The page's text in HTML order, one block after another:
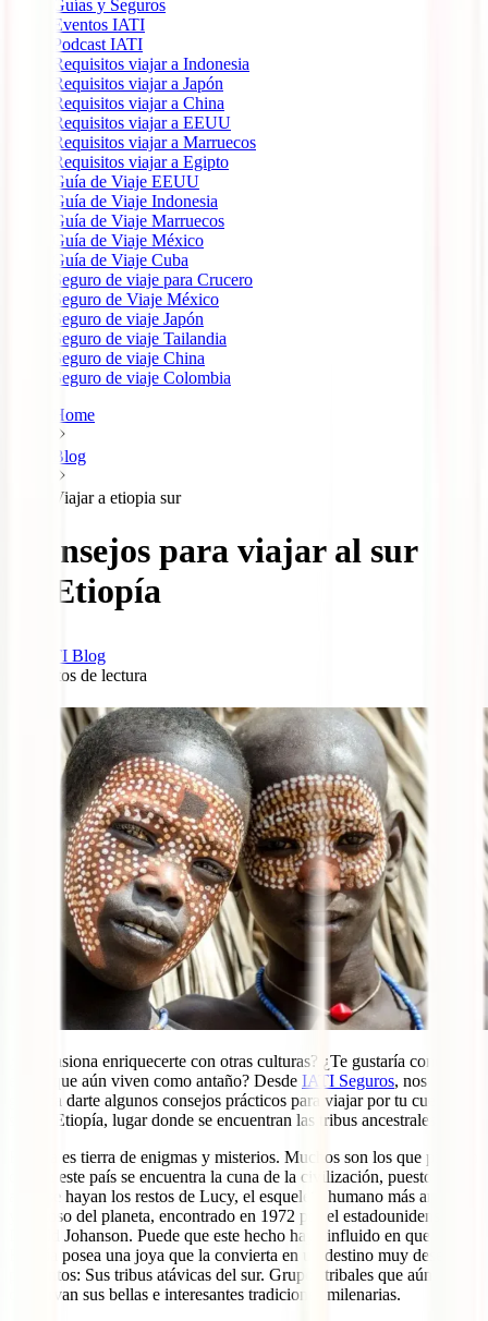
Guías y Seguros
Eventos IATI
Podcast IATI
Requisitos viajar a Indonesia
Requisitos viajar a Japón
Requisitos viajar a China
Requisitos viajar a EEUU
Requisitos viajar a Marruecos
Requisitos viajar a Egipto
Guía de Viaje EEUU
Guía de Viaje Indonesia
Guía de Viaje Marruecos
Guía de Viaje México
Guía de Viaje Cuba
Seguro de viaje para Crucero
Seguro de Viaje México
Seguro de viaje Japón
Seguro de viaje Tailandia
Seguro de viaje China
Seguro de viaje Colombia
Home
Blog
Viajar a etiopia sur
Consejos para viajar al sur
de Etiopía
IATI Blog
minutos de lectura
¿Te apasiona enriquecerte con otras culturas? ¿Te gustaría conocer
etnias que aún viven como antaño? Desde IATI Seguros, nos
gustaría darte algunos consejos prácticos para viajar por tu cuenta al
sur de Etiopía, lugar donde se encuentran las tribus ancestrales.
Etiopía es tierra de enigmas y misterios. Muchos son los que piensan
que en este país se encuentra la cuna de la civilización, puesto que,
aquí, se hayan los restos de Lucy, el esqueleto humano más antiguo
y famoso del planeta, encontrado en 1972 por el estadounidense
Donald Johanson. Puede que este hecho haya influido en que
Etiopía posea una joya que la convierta en un destino muy deseado
por tantos: Sus tribus atávicas del sur. Grupos tribales que aún
conservan sus bellas e interesantes tradiciones milenarias.